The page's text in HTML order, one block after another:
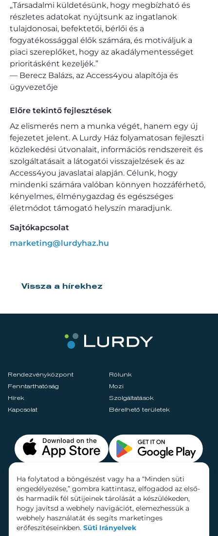
„Társadalmi küldetésünk, hogy megbízható és
részletes adatokat nyújtsunk az ingatlanok
tulajdonosai, befektetői, bérlői és a
fogyatékossággal élők számára, és motiváljuk a
piaci szereplőket, hogy az akadálymentességet
prioritásként kezeljék.”
— Berecz Balázs, az Access4you alapítója és
ügyvezetője
Előre tekintő fejlesztések
Az elismerés nem a munka végét, hanem egy új
fejezetet jelent. A Lurdy Ház folyamatosan fejleszti
közlekedési útvonalait, információs rendszereit és
szolgáltatásait a látogatói visszajelzések és az
Access4you javaslatai alapján. Célunk, hogy
mindenki számára valóban könnyen hozzáférhető,
kényelmes, élménygazdag és egészséges
életmódot támogató helyszín maradjunk.​
Sajtókapcsolat
marketing@lurdyhaz.hu
Vissza a hírekhez
Rendezvényközpont
Rólunk
Fenntarthatóság
Mozi
Hírek
Szolgáltatások
Kapcsolat
Bérelhető területek
Ha folytatod a böngészést vagy ha a “Minden süti
engedélyezése,” gombra kattintasz, elfogadod az első-
és harmadik fél sütijeinek tárolását a készülékeden,
hogy javítsd a webhely navigációt, elemezhessük a
webhely használatát és segíts marketinges
erőfeszítéseinkben. Süti Irányelvek